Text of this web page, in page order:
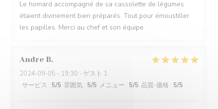
Le homard accompagné de sa cassolette de légumes
étaient divinement bien préparés. Tout pour émoustiller
les papilles. Merci au chef et son équipe
Andre B
2024-09-05 - 19:30 - ゲスト 1
サービス : 5/5 雰囲気 : 5/5 メニュー : 5/5 品質-価格 : 5/5